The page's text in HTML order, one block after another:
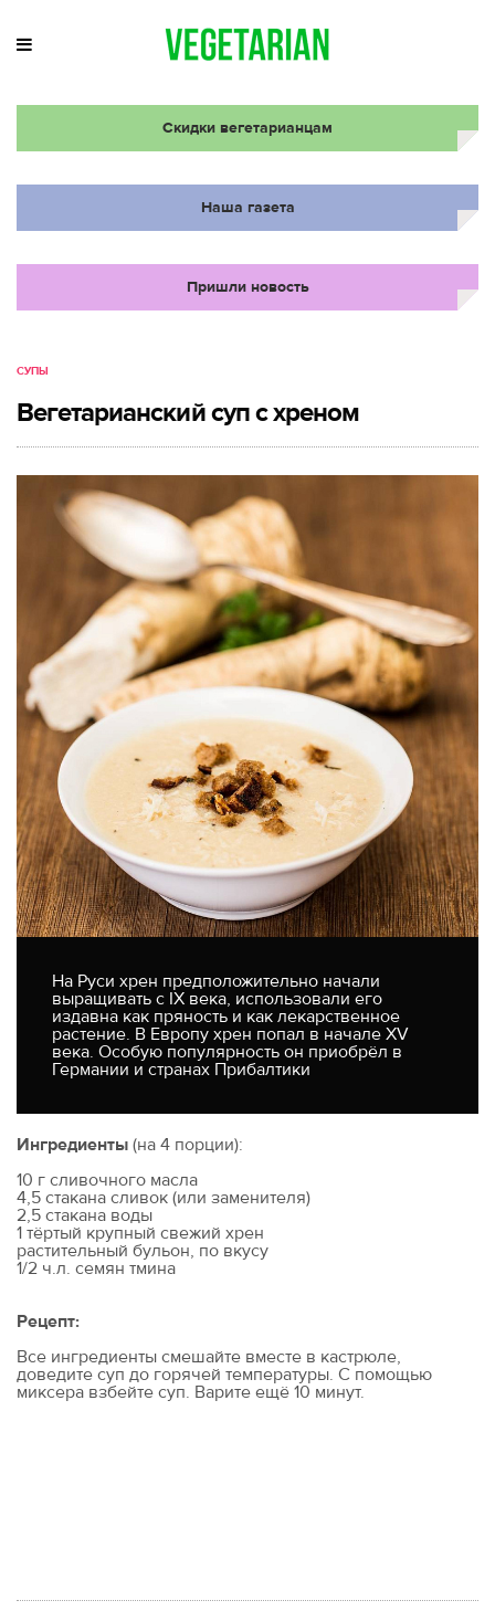
Скидки вегетарианцам
Наша газета
Пришли новость
СУПЫ
Вегетарианский суп с хреном
На Руси хрен предположительно начали
выращивать с IX века, использовали его
издавна как пряность и как лекарственное
растение. В Европу хрен попал в начале XV
века. Особую популярность он приобрёл в
Германии и странах Прибалтики
Ингредиенты (на 4 порции):
10 г сливочного масла
4,5 стакана сливок (или заменителя)
2,5 стакана воды
1 тёртый крупный свежий хрен
растительный бульон, по вкусу
1/2 ч.л. семян тмина
Рецепт:
Все ингредиенты смешайте вместе в кастрюле,
доведите суп до горячей температуры. С помощью
миксера взбейте суп. Варите ещё 10 минут.